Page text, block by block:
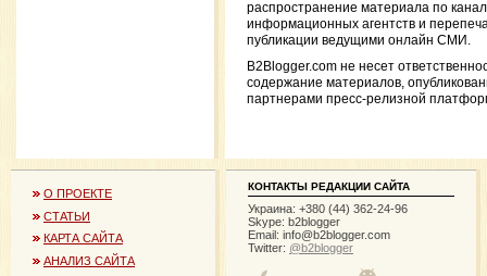
распространение материала по
информационных агентств и
публикации ведущими онлайн СМИ.
B2Blogger.com не несет
содержание материалов,
партнерами пресс-релизной
О ПРОЕКТЕ
СТАТЬИ
КАРТА САЙТА
АНАЛИЗ САЙТА
КОНТАКТЫ РЕДАКЦИИ САЙТА
Украина: +380 (44) 362-24-96
Skype: b2blogger
Email: info@b2blogger.com
Twitter: @b2blogger